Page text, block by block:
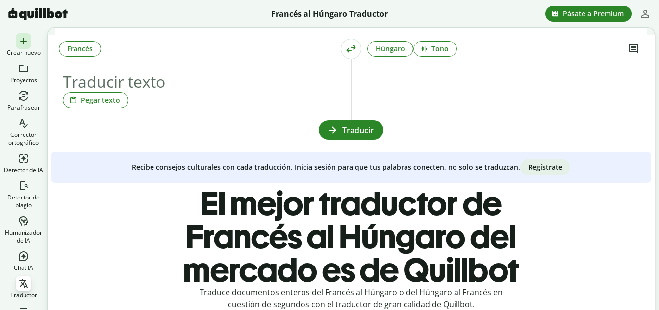
Francés al Húngaro Traductor Pásate a Premium
Crear nuevo
Proyectos
Parafrasear
Corrector
ortográfico
Detector de IA
Detector de
plagio
Humanizador
de IA
Chat IA
Traductor
Pegar texto
Francés Húngaro Tono
Traducir
Recibe consejos culturales con cada traducción. Inicia sesión para que tus palabras conecten, no solo se traduzcan. Regístrate
El mejor traductor de
Francés al Húngaro del
mercado es de Quillbot
Traduce documentos enteros del Francés al Húngaro o del Húngaro al Francés en
cuestión de segundos con el traductor de gran calidad de Quillbot.